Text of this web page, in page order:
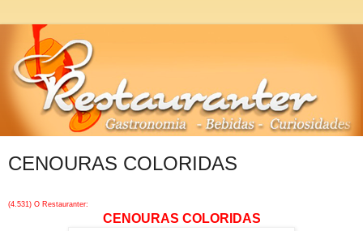
CENOURAS COLORIDAS
(4.531) O Restauranter:
CENOURAS COLORIDAS